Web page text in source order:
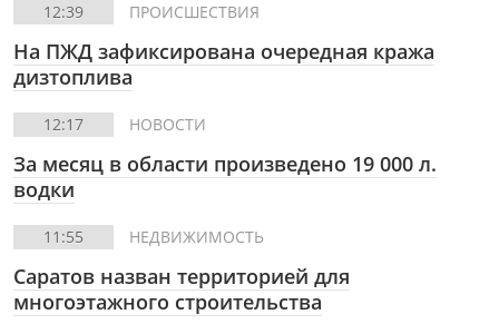
12:39 ПРОИСШЕСТВИЯ
На ПЖД зафиксирована очередная кража
дизтоплива
12:17 НОВОСТИ
За месяц в области произведено 19 000 л.
водки
11:55 НЕДВИЖИМОСТЬ
Саратов назван территорией для
многоэтажного строительства